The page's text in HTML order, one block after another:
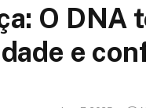
O DNA
e